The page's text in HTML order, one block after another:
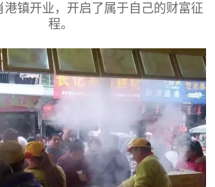
港镇开业，开启了属于自己的财富征
程。